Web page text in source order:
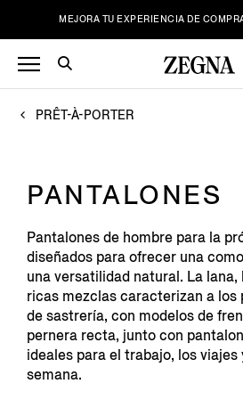
MEJORA TU EXPERIENCIA DE
PRÊT-À-PORTER
PANTALONES
Pantalones de hombre para la
diseñados para ofrecer una
una versatilidad natural. La
ricas mezclas caracterizan a los
de sastrería, con modelos de
pernera recta, junto con
ideales para el trabajo, los viajes
semana.